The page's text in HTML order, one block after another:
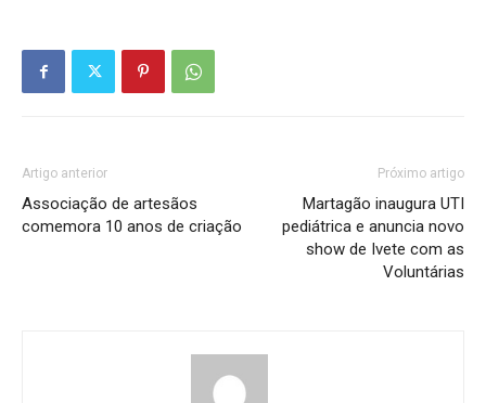
Artigo anterior
Associação de artesãos
comemora 10 anos de criação
Próximo artigo
Martagão inaugura UTI
pediátrica e anuncia novo
show de Ivete com as
Voluntárias